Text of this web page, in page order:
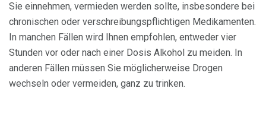
Sie einnehmen, vermieden werden sollte, insbesondere bei
chronischen oder verschreibungspflichtigen Medikamenten.
In manchen Fällen wird Ihnen empfohlen, entweder vier
Stunden vor oder nach einer Dosis Alkohol zu meiden. In
anderen Fällen müssen Sie möglicherweise Drogen
wechseln oder vermeiden, ganz zu trinken.